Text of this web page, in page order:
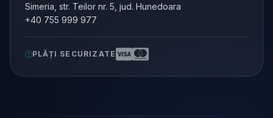
Simeria, str. Teilor nr. 5, jud. Hunedoara
+40 755 999 977
PLĂȚI SECURIZATE